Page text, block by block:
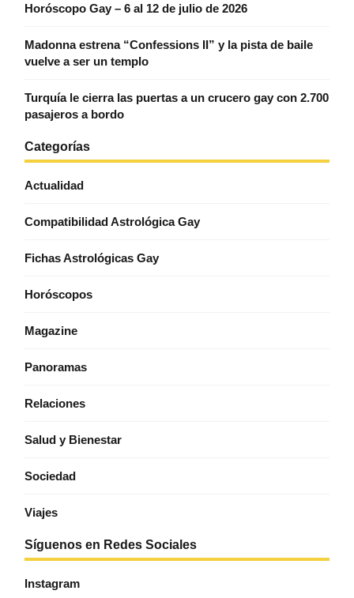
Horóscopo Gay – 6 al 12 de julio de 2026
Madonna estrena “Confessions II” y la pista de baile
vuelve a ser un templo
Turquía le cierra las puertas a un crucero gay con 2.700
pasajeros a bordo
Categorías
Actualidad
Compatibilidad Astrológica Gay
Fichas Astrológicas Gay
Horóscopos
Magazine
Panoramas
Relaciones
Salud y Bienestar
Sociedad
Viajes
Síguenos en Redes Sociales
Instagram